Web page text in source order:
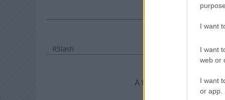
I want
I want
web or
I want
or app.
RSlash
A fotón az Örkény